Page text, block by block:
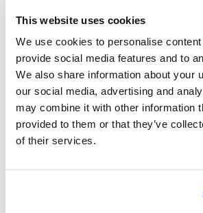
This website uses cookies
We use cookies to personalise
provide social media features and to
We also share information about your
our social media, advertising and
may combine it with other information
provided to them or that they’ve
of their services.
genehmigen
Hinweis: Videos können über mehr
hinausgehen
Spezifikationen